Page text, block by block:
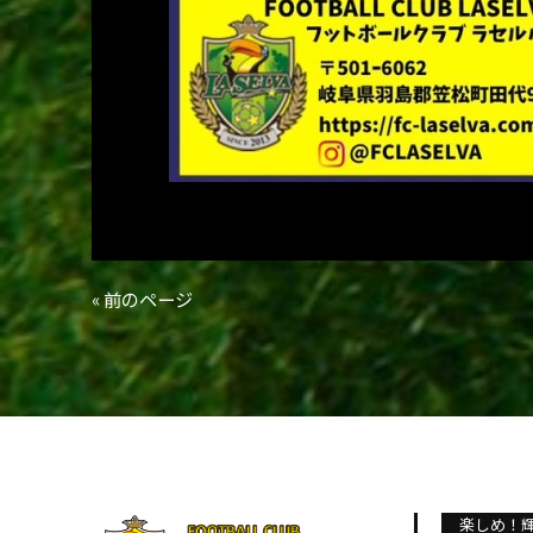
« 前のページ
楽しめ！